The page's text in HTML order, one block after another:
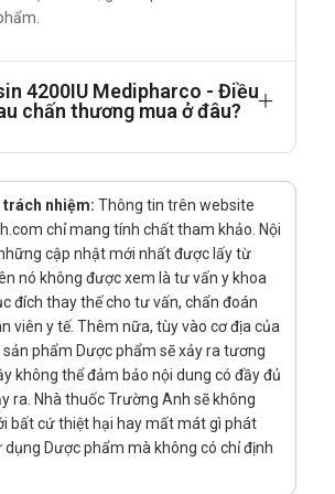
ngậm dưới lưỡi tới khi viên nén tan hoàn
miệng.
phù nề sau chấn thương hoặc sau phẫu
giúp làm lỏng các dịch tiết ở đường hô
lưỡi 4-6 viên mỗi ngày chia làm nhiều lần
nén tan dần dưới lưỡi).
ngay khi nhớ ra. Nếu gần đến giờ dùng liều
qua liều quên. Tuyệt đối, không dùng gấp
của Chymotrypsin
hoặc bất kì thành phần nào của
4200IU Medipharco - Điều
chấn thương mua ở đâu?
trách nhiệm: Thông tin trên website
chỉ mang tính chất tham khảo. Nội
cập nhật mới nhất được lấy từ
nó không được xem là tư vấn y khoa
đích thay thế cho tư vấn, chẩn đoán
viên y tế. Thêm nữa, tùy vào cơ địa của
phẩm Dược phẩm sẽ xảy ra tương
không thể đảm bảo nội dung có đầy đủ
ra. Nhà thuốc Trường Anh sẽ không
bất cứ thiệt hại hay mất mát gì phát
Dược phẩm mà không có chỉ định